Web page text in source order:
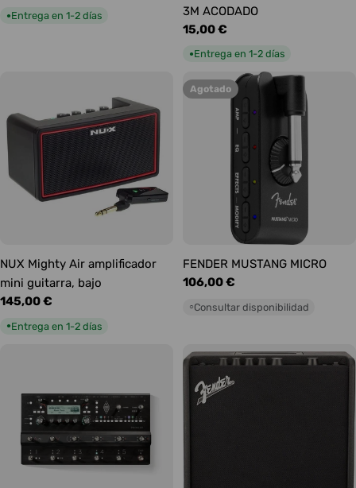
habitual
●Entrega en 1-2 días
3M ACODADO
Precio
habitual
15,00 €
●Entrega en 1-2 días
NUX Mighty Air amplificador
mini guitarra, bajo
Precio
145,00 €
●Entrega en 1-2 días
Agotado
FENDER MUSTANG MICRO
Precio
106,00 €
○Consultar disponibilidad